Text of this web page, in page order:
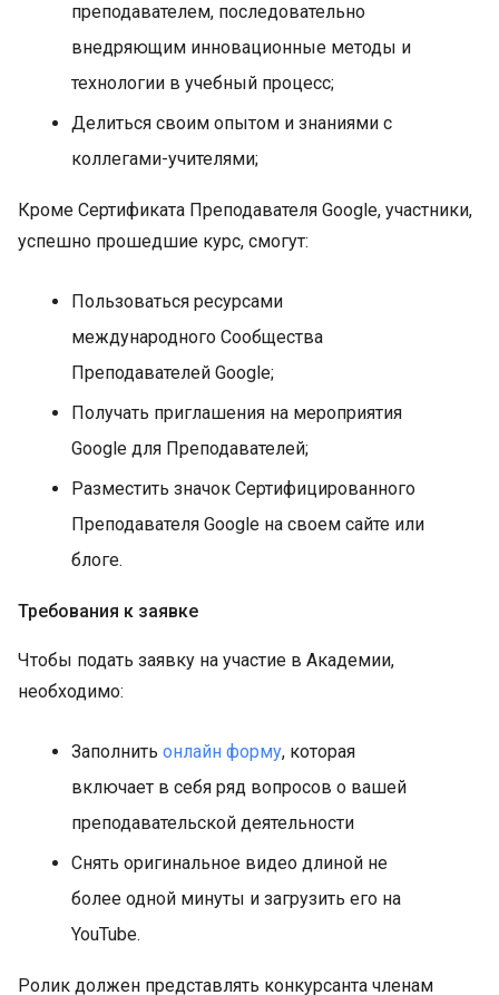
преподавателем, последовательно
внедряющим инновационные методы и
технологии в учебный процесс;
Делиться своим опытом и знаниями с
коллегами-учителями;
Кроме Сертификата Преподавателя Google, участники,
успешно прошедшие курс, смогут:
Пользоваться ресурсами
международного Сообщества
Преподавателей Google;
Получать приглашения на мероприятия
Google для Преподавателей;
Разместить значок Сертифицированного
Преподавателя Google на своем сайте или
блоге.
Требования к заявке
Чтобы подать заявку на участие в Академии,
необходимо:
Заполнить онлайн форму, которая
включает в себя ряд вопросов о вашей
преподавательской деятельности
Снять оригинальное видео длиной не
более одной минуты и загрузить его на
YouTube.
Ролик должен представлять конкурсанта членам